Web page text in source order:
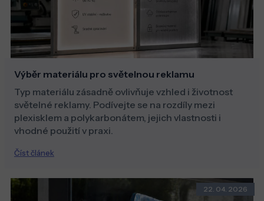
Výběr materiálu pro světelnou reklamu
Typ materiálu zásadně ovlivňuje vzhled i životnost
světelné reklamy. Podívejte se na rozdíly mezi
plexisklem a polykarbonátem, jejich vlastnosti i
vhodné použití v praxi.
Číst článek
22. 04. 2026